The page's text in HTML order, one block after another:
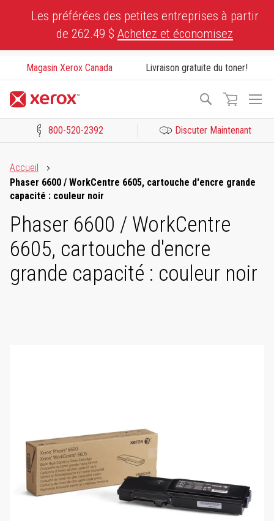
Les préférées des petites entreprises à partir
de 262.49 $ Achetez et économisez
Magasin Xerox Canada Livraison gratuite du toner!
Recherche
800-520-2392 Discuter Maintenant
Accueil
Phaser 6600 / WorkCentre 6605, cartouche d'encre grande
capacité : couleur noir
Phaser 6600 / WorkCentre
6605, cartouche d'encre
grande capacité : couleur noir